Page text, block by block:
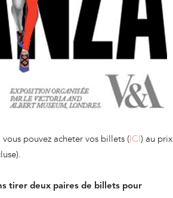
pouvez acheter vos billets (ICI) au prix
tirer deux paires de billets pour